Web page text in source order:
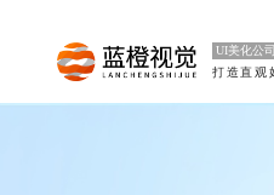
UI美化公司